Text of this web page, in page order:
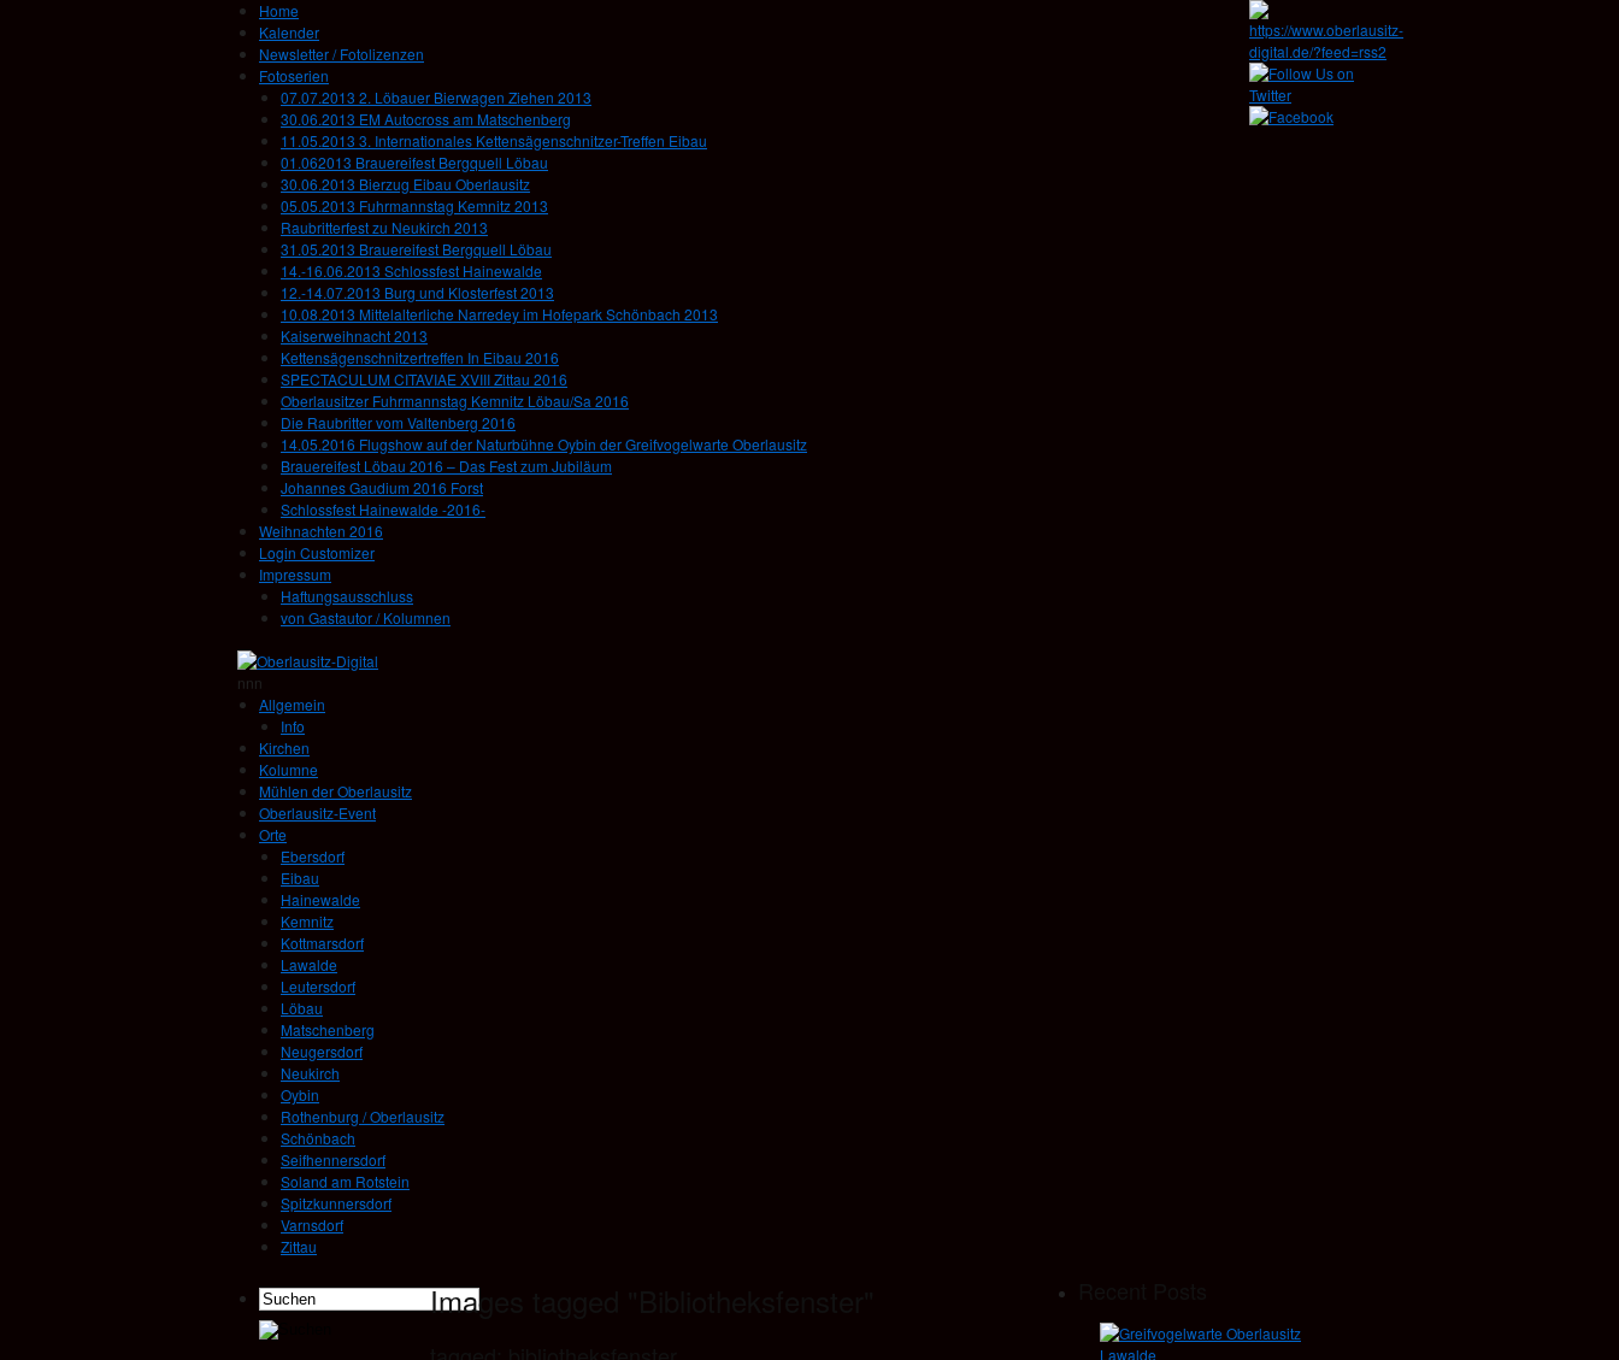
Home
Kalender
Newsletter / Fotolizenzen
Fotoserien
07.07.2013 2. Löbauer Bierwagen Ziehen 2013
30.06.2013 EM Autocross am Matschenberg
11.05.2013 3. Internationales Kettensägenschnitzer-Treffen Eibau
01.062013 Brauereifest Bergquell Löbau
30.06.2013 Bierzug Eibau Oberlausitz
05.05.2013 Fuhrmannstag Kemnitz 2013
Raubritterfest zu Neukirch 2013
31.05.2013 Brauereifest Bergquell Löbau
14.-16.06.2013 Schlossfest Hainewalde
12.-14.07.2013 Burg und Klosterfest 2013
10.08.2013 Mittelalterliche Narredey im Hofepark Schönbach 2013
Kaiserweihnacht 2013
Kettensägenschnitzertreffen In Eibau 2016
SPECTACULUM CITAVIAE XVIII Zittau 2016
Oberlausitzer Fuhrmannstag Kemnitz Löbau/Sa 2016
Die Raubritter vom Valtenberg 2016
14.05.2016 Flugshow auf der Naturbühne Oybin der Greifvogelwarte Oberlausitz
Brauereifest Löbau 2016 – Das Fest zum Jubiläum
Johannes Gaudium 2016 Forst
Schlossfest Hainewalde -2016-
Weihnachten 2016
Login Customizer
Impressum
Haftungsausschluss
von Gastautor / Kolumnen
nnn
Allgemein
Info
Kirchen
Kolumne
Mühlen der Oberlausitz
Oberlausitz-Event
Orte
Ebersdorf
Eibau
Hainewalde
Kemnitz
Kottmarsdorf
Lawalde
Leutersdorf
Löbau
Matschenberg
Neugersdorf
Neukirch
Oybin
Rothenburg / Oberlausitz
Schönbach
Seifhennersdorf
Soland am Rotstein
Spitzkunnersdorf
Varnsdorf
Zittau
Images tagged "Bibliotheksfenster"